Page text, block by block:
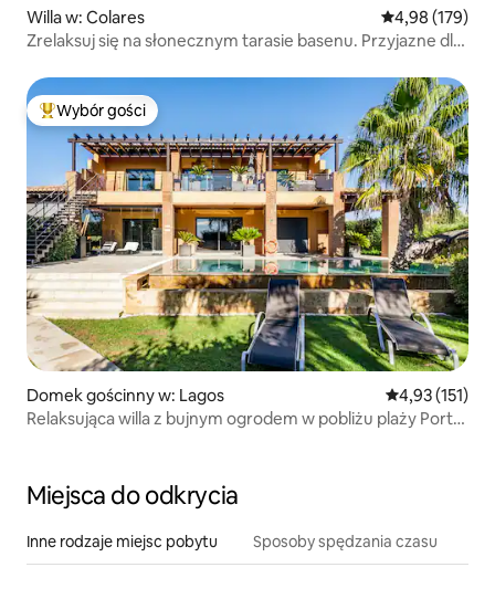
Willa w: Colares Średnia
4,98 (179)
Zrelaksuj się na słonecznym tarasie basenu. Przyjazne dla
Najpopularniejsze z kategorii Wybór gości
Wybór gości
Domek gościnny w: Lagos Średnia
4,93 (151)
Relaksująca willa z bujnym ogrodem w pobliżu plaży Porto
Miejsca do odkrycia
Inne rodzaje miejsc pobytu Sposoby spędzania czasu